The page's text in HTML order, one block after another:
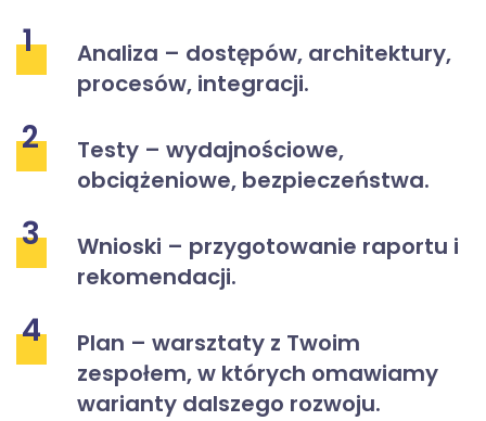
1
Analiza – dostępów, architektury,
procesów, integracji.
2
Testy – wydajnościowe,
obciążeniowe, bezpieczeństwa.
3
Wnioski – przygotowanie raportu i
rekomendacji.
4
Plan – warsztaty z Twoim
zespołem, w których omawiamy
warianty dalszego rozwoju.